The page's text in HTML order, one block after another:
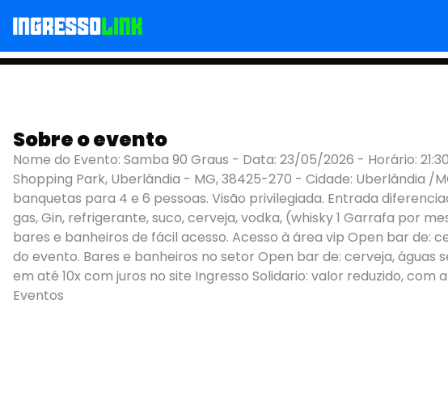
SAMBA 90 GRAUS
Sobre o evento
Nome do Evento: Samba 90 Graus - Data: 23/05/2026 - Horário:
Shopping Park, Uberlândia - MG, 38425-270 - Cidade: Uberlândia /
banquetas para 4 e 6 pessoas. Visão privilegiada. Entrada
gas, Gin, refrigerante, suco, cerveja, vodka, (whisky 1 Garrafa por
bares e banheiros de fácil acesso. Acesso à área vip Open bar de:
do evento. Bares e banheiros no setor Open bar de: cerveja, águas
em até 10x com juros no site Ingresso Solidario: valor reduzido,
Eventos